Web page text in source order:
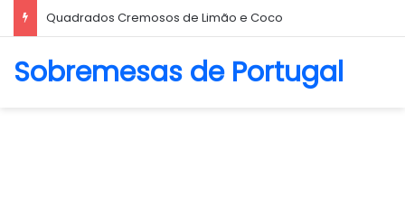
Quadrados Cremosos de Limão e Coco
Sobremesas de Portugal